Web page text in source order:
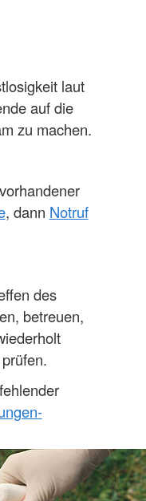
laut
auf die
zu machen.
, dann Notruf
des
betreuen,